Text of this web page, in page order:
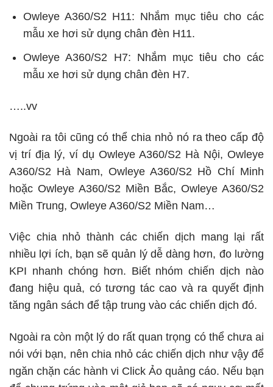
Owleye A360/S2 H11: Nhắm mục tiêu cho các
mẫu xe hơi sử dụng chân đèn H11.
Owleye A360/S2 H7: Nhắm mục tiêu cho các
mẫu xe hơi sử dụng chân đèn H7.
…..vv
Ngoài ra tôi cũng có thể chia nhỏ nó ra theo cấp độ
vị trí địa lý, ví dụ Owleye A360/S2 Hà Nội, Owleye
A360/S2 Hà Nam, Owleye A360/S2 Hồ Chí Minh
hoặc Owleye A360/S2 Miền Bắc, Owleye A360/S2
Miền Trung, Owleye A360/S2 Miền Nam…
Việc chia nhỏ thành các chiến dịch mang lại rất
nhiều lợi ích, bạn sẽ quản lý dễ dàng hơn, đo lường
KPI nhanh chóng hơn. Biết nhóm chiến dịch nào
đang hiệu quả, có tương tác cao và ra quyết định
tăng ngân sách để tập trung vào các chiến dịch đó.
Ngoài ra còn một lý do rất quan trọng có thể chưa ai
nói với bạn, nên chia nhỏ các chiến dịch như vậy để
ngăn chặn các hành vi Click Ảo quảng cáo. Nếu bạn